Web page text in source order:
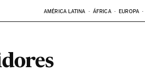
AMÉRICA LATINA ÁFRICA EUROPA